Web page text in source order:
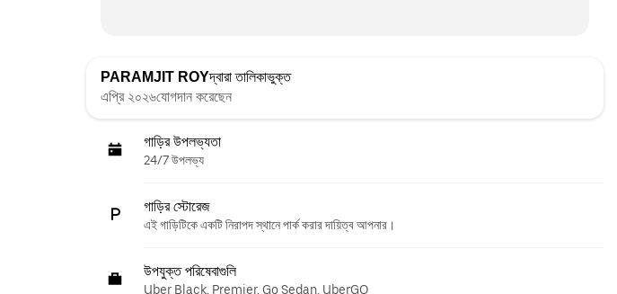
PARAMJIT ROYদ্বারা তালিকাভুক্ত
এপ্রি ২০২৬যোগদান করেছেন
গাড়ির উপলভ্যতা
24/7 উপলভ্য
গাড়ির স্টোরেজ
এই গাড়িটিকে একটি নিরাপদ স্থানে পার্ক করার দায়িত্ব আপনার।
উপযুক্ত পরিষেবাগুলি
Uber Black, Premier, Go Sedan, UberGO